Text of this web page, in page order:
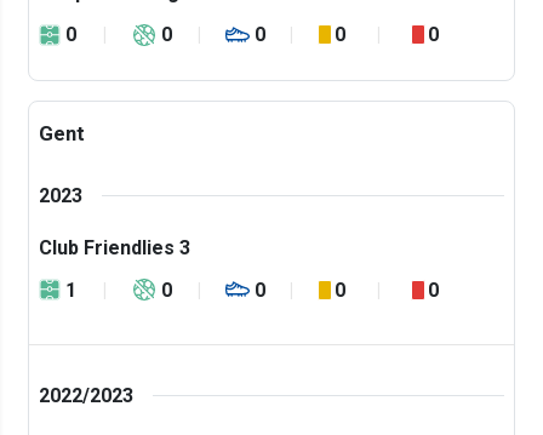
0
0 0 0 0
Gent
2023
Club Friendlies 3
1
0 0 0 0
2022/2023